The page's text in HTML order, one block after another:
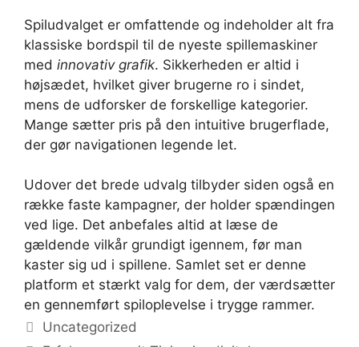
Spiludvalget er omfattende og indeholder alt fra
klassiske bordspil til de nyeste spillemaskiner
med innovativ grafik. Sikkerheden er altid i
højsædet, hvilket giver brugerne ro i sindet,
mens de udforsker de forskellige kategorier.
Mange sætter pris på den intuitive brugerflade,
der gør navigationen legende let.
Udover det brede udvalg tilbyder siden også en
række faste kampagner, der holder spændingen
ved lige. Det anbefales altid at læse de
gældende vilkår grundigt igennem, før man
kaster sig ud i spillene. Samlet set er denne
platform et stærkt valg for dem, der værdsætter
en gennemført spiloplevelse i trygge rammer.
Categorías
Uncategorized